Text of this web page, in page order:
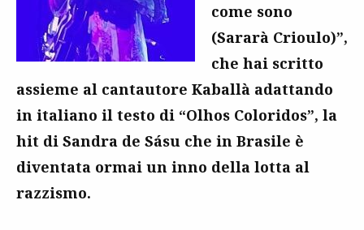
come sono
(Sararà Crioulo)”,
che hai scritto
assieme al cantautore Kaballà adattando
in italiano il testo di “Olhos Coloridos”, la
hit di Sandra de Sásu che in Brasile è
diventata ormai un inno della lotta al
razzismo.